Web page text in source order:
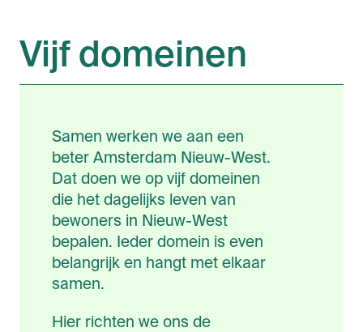
Vijf domeinen
Samen werken we aan een
beter Amsterdam Nieuw-West.
Dat doen we op vijf domeinen
die het dagelijks leven van
bewoners in Nieuw-West
bepalen. Ieder domein is even
belangrijk en hangt met elkaar
samen.
Hier richten we ons de